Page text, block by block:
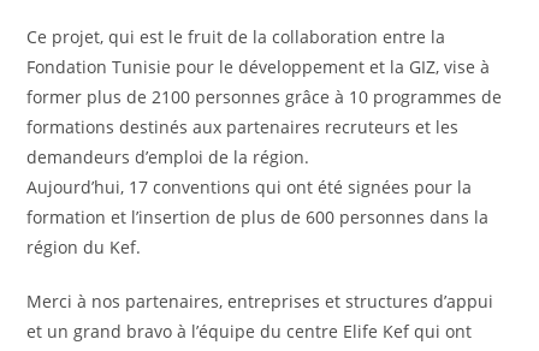
Ce projet, qui est le fruit de la collaboration entre la
Fondation Tunisie pour le développement et la GIZ, vise à
former plus de 2100 personnes grâce à 10 programmes de
formations destinés aux partenaires recruteurs et les
demandeurs d’emploi de la région.
Aujourd’hui, 17 conventions qui ont été signées pour la
formation et l’insertion de plus de 600 personnes dans la
région du Kef.
Merci à nos partenaires, entreprises et structures d’appui
et un grand bravo à l’équipe du centre Elife Kef qui ont